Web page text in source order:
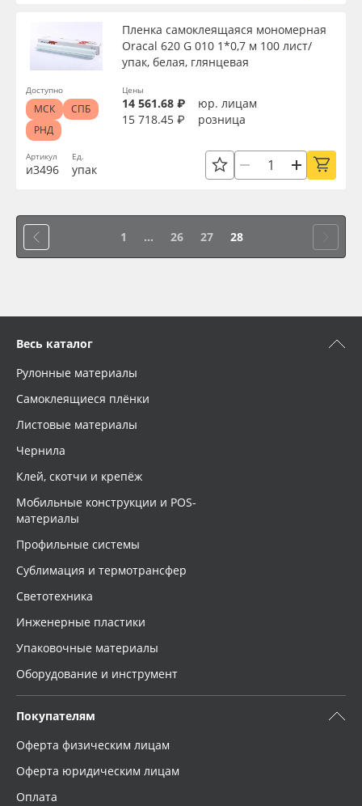
Артикул
и3496
Пленка самоклеящаяся мономерная
Oracal 620 G 010 1*0,7 м 100 лист/
упак, белая, глянцевая
Ед.
упак
Цены
14 561.68 ₽
юр. лицам
15 718.45 ₽
розница
Доступно
МСК
СПБ
РНД
1 ... 26 27 28
Весь каталог
Рулонные материалы
Самоклеящиеся плёнки
Листовые материалы
Чернила
Клей, скотчи и крепёж
Мобильные конструкции и POS-
материалы
Профильные системы
Сублимация и термотрансфер
Светотехника
Инженерные пластики
Упаковочные материалы
Оборудование и инструмент
Покупателям
Оферта физическим лицам
Оферта юридическим лицам
Оплата